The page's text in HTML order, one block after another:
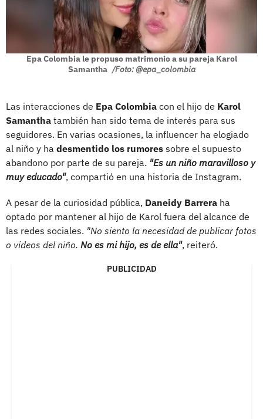
Epa Colombia le propuso matrimonio a su pareja Karol
Samantha /Foto: @epa_colombia
Las interacciones de Epa Colombia con el hijo de Karol
Samantha también han sido tema de interés para sus
seguidores. En varias ocasiones, la influencer ha elogiado
al niño y ha desmentido los rumores sobre el supuesto
abandono por parte de su pareja. "Es un niño maravilloso y
muy educado", compartió en una historia de Instagram.
A pesar de la curiosidad pública, Daneidy Barrera ha
optado por mantener al hijo de Karol fuera del alcance de
las redes sociales. "No siento la necesidad de publicar fotos
o videos del niño. No es mi hijo, es de ella", reiteró.
PUBLICIDAD